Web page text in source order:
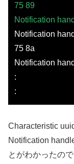
75 89
Notification
Notification
75 8a
Notification
:
:
Characteristic
Notification
とがわかったの